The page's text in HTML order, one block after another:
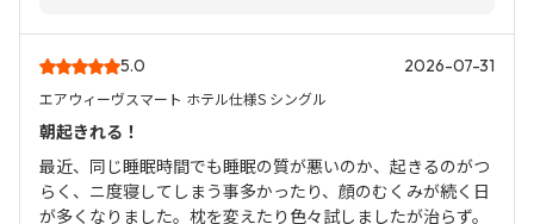
5.0 2026-07-31
エアウィーヴスマート ホテル仕様S シングル
朝起きれる！
最近、同じ睡眠時間でも睡眠の質が悪いのか、起きるのがつ
らく、ニ度寝してしまう事多かったり、顔のむくみが続く日
が多くなりました。枕を変えたり色々試しましたが治らず。